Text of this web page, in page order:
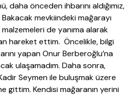
daha önceden ihbarını aldığımız,
mevkiindeki mağarayı
de yanıma alarak
hareket ettim. Öncelikle, bilgi
yapan Onur Berberoğlu’na
ulaşamadım. Daha sonra,
Seymen ile buluşmak üzere
gittim. Kendisi mağaranın yerini